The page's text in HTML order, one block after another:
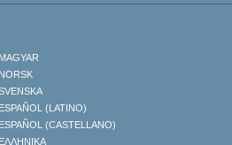
MAGYAR
NORSK
ESPAÑOL (LATINO)
ESPAÑOL (CASTELLANO)
ΕΛΛΗΝΙΚA